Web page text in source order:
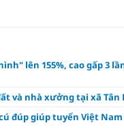
lên 155%, cao gấp 3
và nhà xưởng tại xã Tân
đúp giúp tuyển Việt